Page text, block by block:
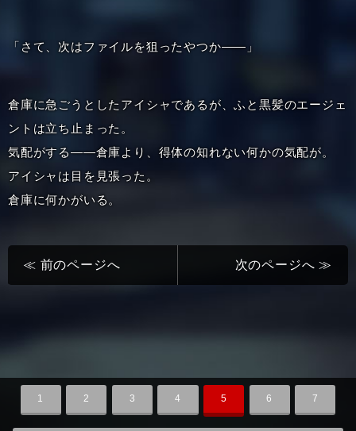
「さて、次はファイルを狙ったやつか――」
倉庫に急ごうとしたアイシャであるが、ふと黒髪のエージェ
ントは立ち止まった。
気配がする――倉庫より、得体の知れない何かの気配が。
アイシャは目を見張った。
倉庫に何かがいる。
≪ 前のページへ 次のページへ ≫
1 2 3 4 5 6 7